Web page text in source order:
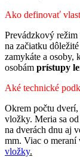
Ako definovať
Prevádzkový režim
na začiatku
zamykáte a osoby,
osobám prístupy
Aké technické
Okrem počtu
vložky. Meria sa
na dverách dnu aj
mm. Viac o meraní
vložky.